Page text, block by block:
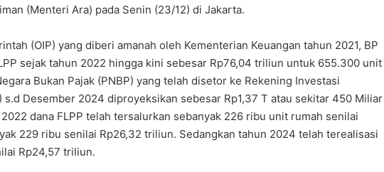
(Menteri Ara) pada Senin (23/12) di Jakarta.
(OIP) yang diberi amanah oleh Kementerian Keuangan tahun 2021, BP
sejak tahun 2022 hingga kini sebesar Rp76,04 triliun untuk 655.300 unit
Bukan Pajak (PNBP) yang telah disetor ke Rekening Investasi
s.d Desember 2024 diproyeksikan sebesar Rp1,37 T atau sekitar 450 Miliar
dana FLPP telah tersalurkan sebanyak 226 ribu unit rumah senilai
229 ribu senilai Rp26,32 triliun. Sedangkan tahun 2024 telah terealisasi
Rp24,57 triliun.